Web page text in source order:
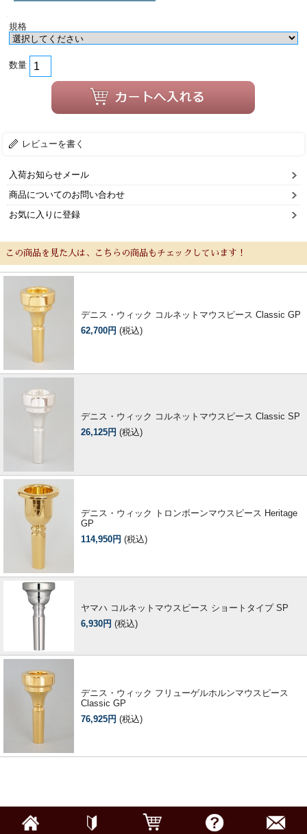
規格
数量
レビューを書く
入荷お知らせメール
商品についてのお問い合わせ
お気に入りに登録
この商品を見た人は、こちらの商品もチェックしています！
デニス・ウィック コルネットマウスピース Classic GP
62,700円 (税込)
デニス・ウィック コルネットマウスピース Classic SP
26,125円 (税込)
デニス・ウィック トロンボーンマウスピース Heritage
GP
114,950円 (税込)
ヤマハ コルネットマウスピース ショートタイプ SP
6,930円 (税込)
デニス・ウィック フリューゲルホルンマウスピース
Classic GP
76,925円 (税込)